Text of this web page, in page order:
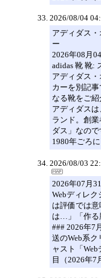
2026/08/04
アディダス
ー
2026年08月
adidas 靴 靴:
アディダス
カーを別記
なる靴をご紹
アディダス
ランド。創
ダス」なので
1980年ごろ
2026/08/03
2026年07月
Webディレ
は評価では
は…」「作る
### 2026年7
送のWeb系
ャスト「
目（2026年7